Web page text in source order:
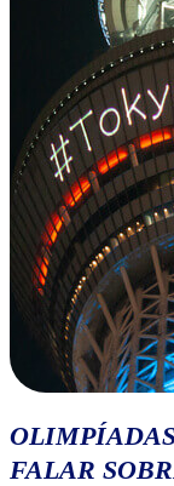
FALAR